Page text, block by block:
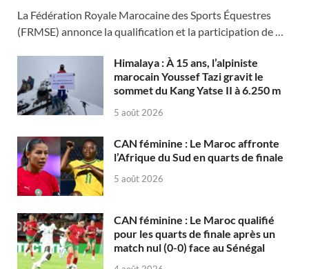
La Fédération Royale Marocaine des Sports Équestres
(FRMSE) annonce la qualification et la participation de …
Himalaya : À 15 ans, l’alpiniste
marocain Youssef Tazi gravit le
sommet du Kang Yatse II à 6.250 m
5 août 2026
CAN féminine : Le Maroc affronte
l’Afrique du Sud en quarts de finale
5 août 2026
CAN féminine : Le Maroc qualifié
pour les quarts de finale après un
match nul (0-0) face au Sénégal